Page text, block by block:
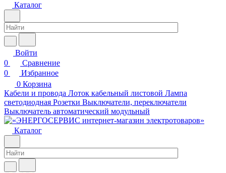
Каталог
Войти
0
Сравнение
0
Избранное
0 Корзина
Кабели и провода Лоток кабельный листовой Лампа
светодиодная Розетки Выключатели, переключатели
Выключатель автоматический модульный
Каталог